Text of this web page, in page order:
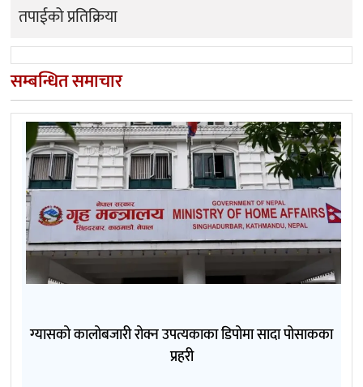
तपाईको प्रतिक्रिया
सम्बन्धित समाचार
ग्यासको कालोबजारी रोक्न उपत्यकाका डिपोमा सादा पोसाकका
प्रहरी